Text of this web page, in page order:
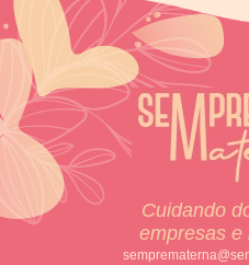
Cuidando
empresas e